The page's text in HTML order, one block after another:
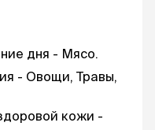
дня - Мясо.
- Овощи, Травы,
кожи -